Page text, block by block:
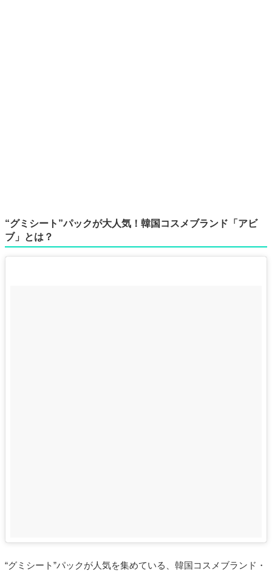
“グミシート”パックが大人気！韓国コスメブランド「アビ
ブ」とは？
“グミシート”パックが人気を集めている、韓国コスメブランド・